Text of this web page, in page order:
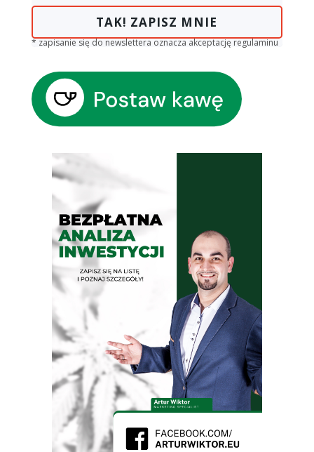
TAK! ZAPISZ MNIE
* zapisanie się do newslettera oznacza akceptację regulaminu